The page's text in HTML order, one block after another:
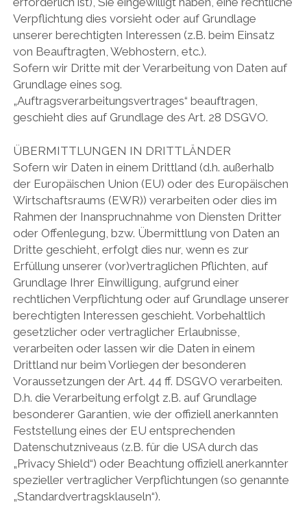
Verpflichtung dies vorsieht oder auf Grundlage
unserer berechtigten Interessen (z.B. beim Einsatz
von Beauftragten, Webhostern, etc.).
Sofern wir Dritte mit der Verarbeitung von Daten auf
Grundlage eines sog.
„Auftragsverarbeitungsvertrages“ beauftragen,
geschieht dies auf Grundlage des Art. 28 DSGVO.
ÜBERMITTLUNGEN IN DRITTLÄNDER
Sofern wir Daten in einem Drittland (d.h. außerhalb
der Europäischen Union (EU) oder des Europäischen
Wirtschaftsraums (EWR)) verarbeiten oder dies im
Rahmen der Inanspruchnahme von Diensten Dritter
oder Offenlegung, bzw. Übermittlung von Daten an
Dritte geschieht, erfolgt dies nur, wenn es zur
Erfüllung unserer (vor)vertraglichen Pflichten, auf
Grundlage Ihrer Einwilligung, aufgrund einer
rechtlichen Verpflichtung oder auf Grundlage unserer
berechtigten Interessen geschieht. Vorbehaltlich
gesetzlicher oder vertraglicher Erlaubnisse,
verarbeiten oder lassen wir die Daten in einem
Drittland nur beim Vorliegen der besonderen
Voraussetzungen der Art. 44 ff. DSGVO verarbeiten.
D.h. die Verarbeitung erfolgt z.B. auf Grundlage
besonderer Garantien, wie der offiziell anerkannten
Feststellung eines der EU entsprechenden
Datenschutzniveaus (z.B. für die USA durch das
„Privacy Shield“) oder Beachtung offiziell anerkannter
spezieller vertraglicher Verpflichtungen (so genannte
„Standardvertragsklauseln“).